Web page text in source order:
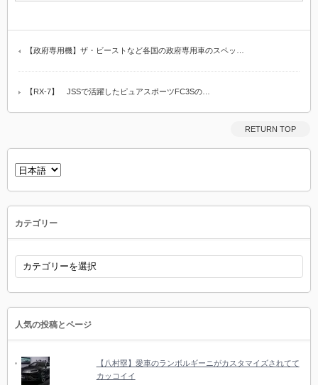
【政府専用機】ザ・ビーストなど各国の政府専用車のスペッ…
【RX-7】 JSSで活躍したピュアスポーツFC3Sの…
RETURN TOP
言
語
カテゴリー
カ
ゴ
リ
人気の投稿とページ
【八村塁】愛車のランボルギーニがカスタマイズされてて
カッコイイ